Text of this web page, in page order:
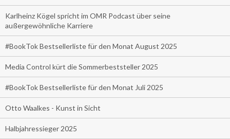
Karlheinz Kögel spricht im OMR Podcast über seine
außergewöhnliche Karriere
#BookTok Bestsellerliste für den Monat August 2025
Media Control kürt die Sommerbeststeller 2025
#BookTok Bestsellerliste für den Monat Juli 2025
Otto Waalkes - Kunst in Sicht
Halbjahressieger 2025